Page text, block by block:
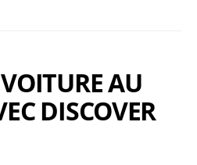
AU
DISCOVER